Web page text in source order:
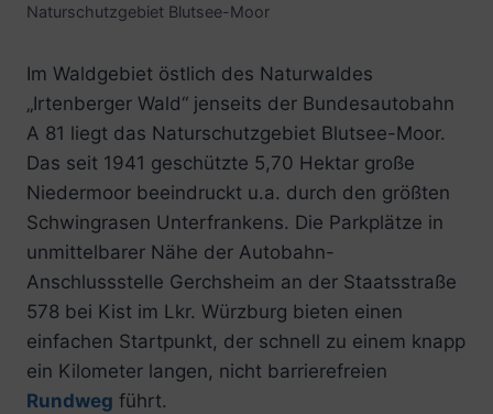
Naturschutzgebiet Blutsee-Moor
Im Waldgebiet östlich des Naturwaldes
„Irtenberger Wald“ jenseits der Bundesautobahn
A 81 liegt das Naturschutzgebiet Blutsee-Moor.
Das seit 1941 geschützte 5,70 Hektar große
Niedermoor beeindruckt u.a. durch den größten
Schwingrasen Unterfrankens. Die Parkplätze in
unmittelbarer Nähe der Autobahn-
Anschlussstelle Gerchsheim an der Staatsstraße
578 bei Kist im Lkr. Würzburg bieten einen
einfachen Startpunkt, der schnell zu einem knapp
ein Kilometer langen, nicht barrierefreien
Rundweg führt.